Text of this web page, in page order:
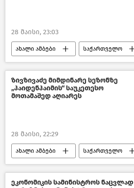
28 მაისი, 23:03
ახალი ამბები საქართველო
საქართველოს სოფლის მეურნეობა
სურსათის ეროვნული სააგენტო
ზივზივაძე მიმდინარე სეზონზე
„ჰაიდენჰაიმის“ საუკეთესო
მოთამაშედ აღიარეს
28 მაისი, 22:29
ახალი ამბები საქართველო
სპორტი
ეკონომიკის სამინისტროს ნაცვლად